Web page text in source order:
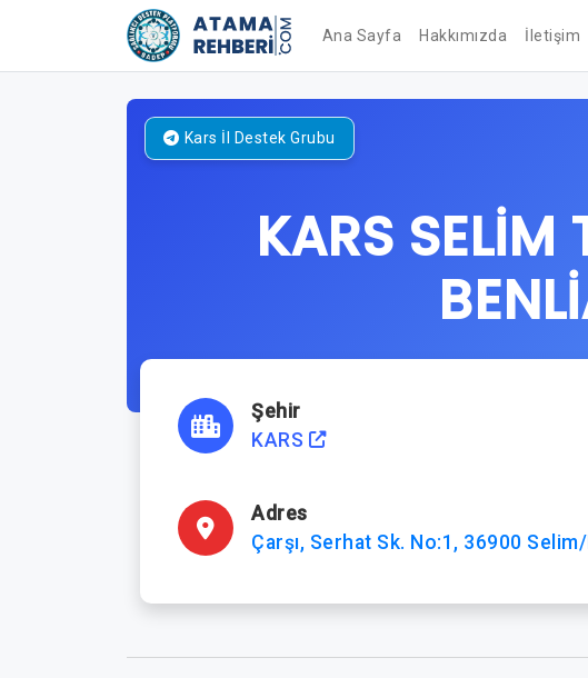
Ana Sayfa Hakkımızda İletişim
KARS SELİM
Kars İl Destek Grubu
Şehir
KARS
Adres
Çarşı, Serhat Sk. No:1, 36900